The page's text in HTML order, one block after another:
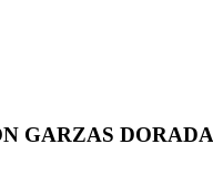
GARZAS